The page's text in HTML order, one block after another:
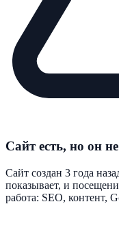
Сайт есть, но он
Сайт создан 3 года
показывает, и
работа: SEO, контент,